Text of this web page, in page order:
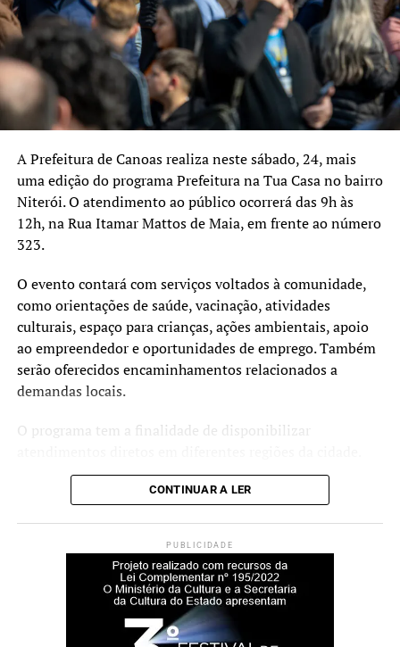
A Prefeitura de Canoas realiza neste sábado, 24, mais
uma edição do programa Prefeitura na Tua Casa no bairro
Niterói. O atendimento ao público ocorrerá das 9h às
12h, na Rua Itamar Mattos de Maia, em frente ao número
323.
O evento contará com serviços voltados à comunidade,
como orientações de saúde, vacinação, atividades
culturais, espaço para crianças, ações ambientais, apoio
ao empreendedor e oportunidades de emprego. Também
serão oferecidos encaminhamentos relacionados a
demandas locais.
O programa tem a finalidade de disponibilizar
CONTINUAR A LER
PUBLICIDADE